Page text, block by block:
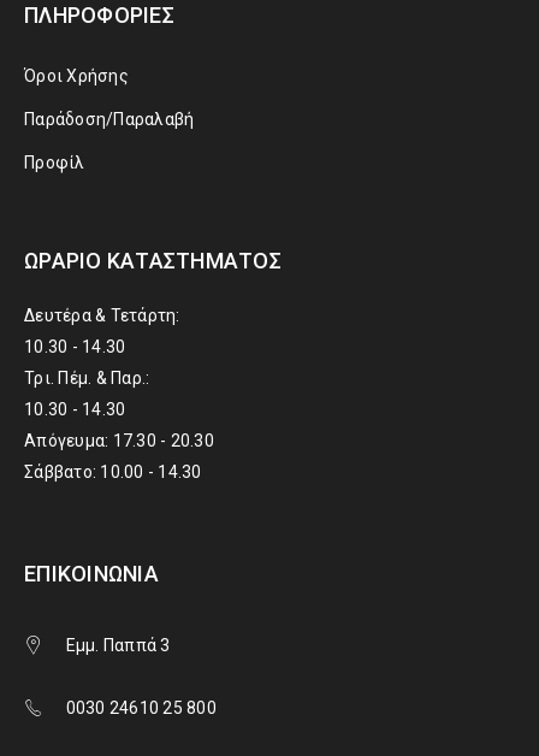
ΠΛΗΡΟΦΟΡΊΕΣ
Όροι Χρήσης
Παράδοση/Παραλαβή
Προφίλ
ΩΡΆΡΙΟ ΚΑΤΑΣΤΉΜΑΤΟΣ
Δευτέρα & Τετάρτη:
10.30 - 14.30
Τρι. Πέμ. & Παρ.:
10.30 - 14.30
Απόγευμα: 17.30 - 20.30
Σάββατο: 10.00 - 14.30
ΕΠΙΚΟΙΝΩΝΊΑ
Εμμ. Παππά 3
0030 24610 25 800